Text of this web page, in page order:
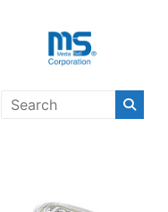
ランド商品｜
ている海外輸入商品には、日本
ークな商品」「機能的な商品
Gold 〔ラウト